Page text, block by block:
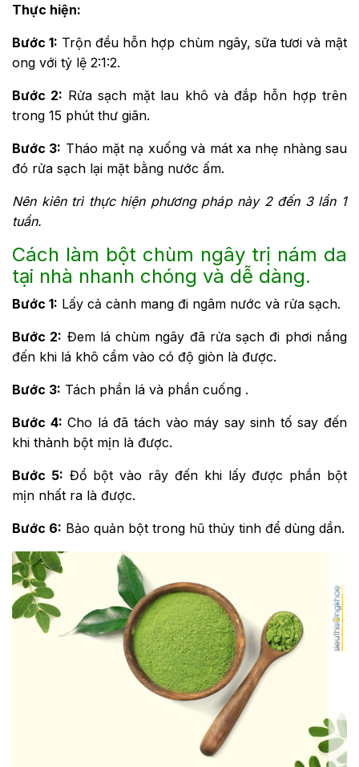
Thực hiện:
Bước 1: Trộn đều hỗn hợp chùm ngây, sữa tươi và mật
ong với tỷ lệ 2:1:2.
Bước 2: Rửa sạch mặt lau khô và đắp hỗn hợp trên
trong 15 phút thư giãn.
Bước 3: Tháo mặt nạ xuống và mát xa nhẹ nhàng sau
đó rửa sạch lại mặt bằng nước ấm.
Nên kiên trì thực hiện phương pháp này 2 đến 3 lần 1
tuần.
Cách làm bột chùm ngây trị nám da
tại nhà nhanh chóng và dễ dàng.
Bước 1: Lấy cả cành mang đi ngâm nước và rửa sạch.
Bước 2: Đem lá chùm ngây đã rửa sạch đi phơi nắng
đến khi lá khô cầm vào có độ giòn là được.
Bước 3: Tách phần lá và phần cuống .
Bước 4: Cho lá đã tách vào máy say sinh tố say đến
khi thành bột mịn là được.
Bước 5: Đổ bột vào rây đến khi lấy được phần bột
mịn nhất ra là được.
Bước 6: Bảo quản bột trong hũ thủy tinh để dùng dần.